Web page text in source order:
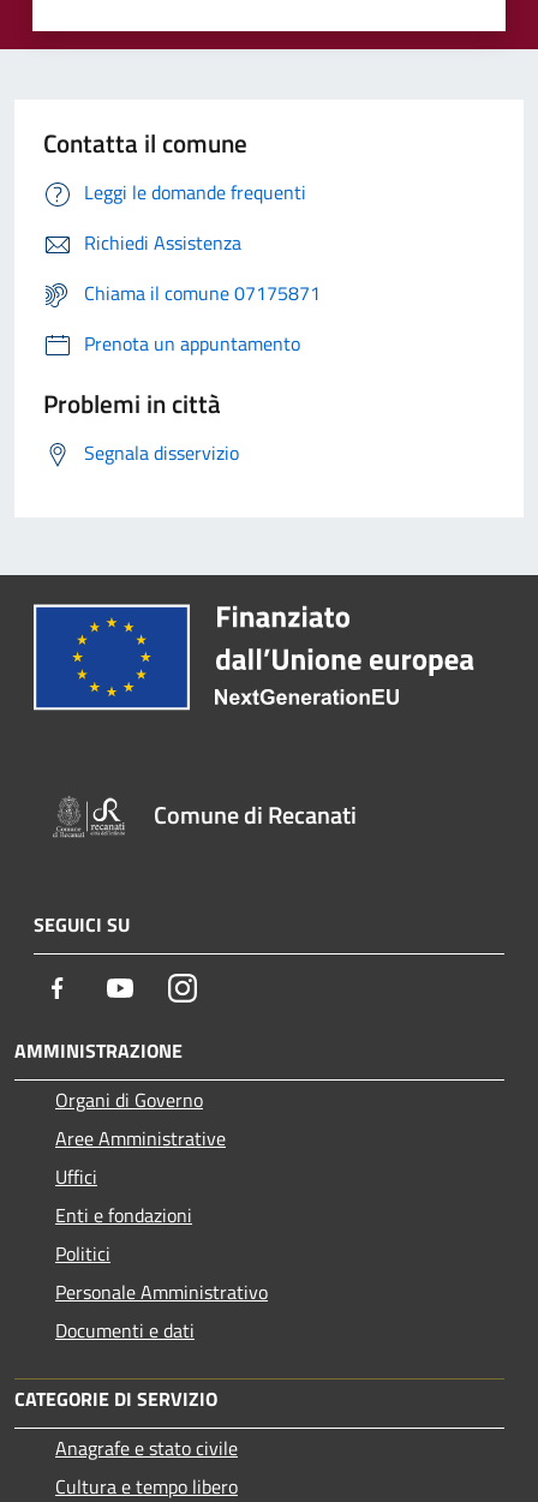
Contatta il comune
Leggi le domande frequenti
Richiedi Assistenza
Chiama il comune 07175871
Prenota un appuntamento
Problemi in città
Segnala disservizio
Comune di Recanati
SEGUICI SU
Facebook YoutubeInstagram
AMMINISTRAZIONE
Organi di Governo
Aree Amministrative
Uffici
Enti e fondazioni
Politici
Personale Amministrativo
Documenti e dati
CATEGORIE DI SERVIZIO
Anagrafe e stato civile
Cultura e tempo libero